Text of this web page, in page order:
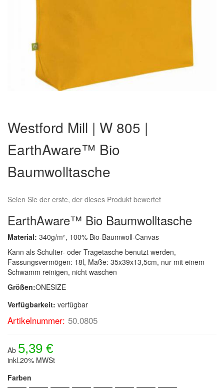
der
Bildergalerie
springen
Westford Mill | W 805 |
EarthAware™ Bio
Baumwolltasche
Seien Sie der erste, der dieses Produkt bewertet
EarthAware™ Bio Baumwolltasche
Material: 340g/m², 100% Bio-Baumwoll-Canvas
Kann als Schulter- oder Tragetasche benutzt werden,
Fassungsvermögen: 18l, Maße: 35x39x13,5cm, nur mit einem
Schwamm reinigen, nicht waschen
Größen:ONESIZE
Verfügbarkeit: verfügbar
Artikelnummer: 50.0805
Ab 5,39 €
inkl.20% MWSt
Farben